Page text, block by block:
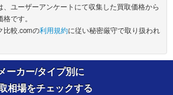
、ユーザーアンケートにて収集した買取価格から
です。
比較.comの利用規約に従い秘密厳守で取り扱われ
ーカー/タイプ別に
相場をチェックする